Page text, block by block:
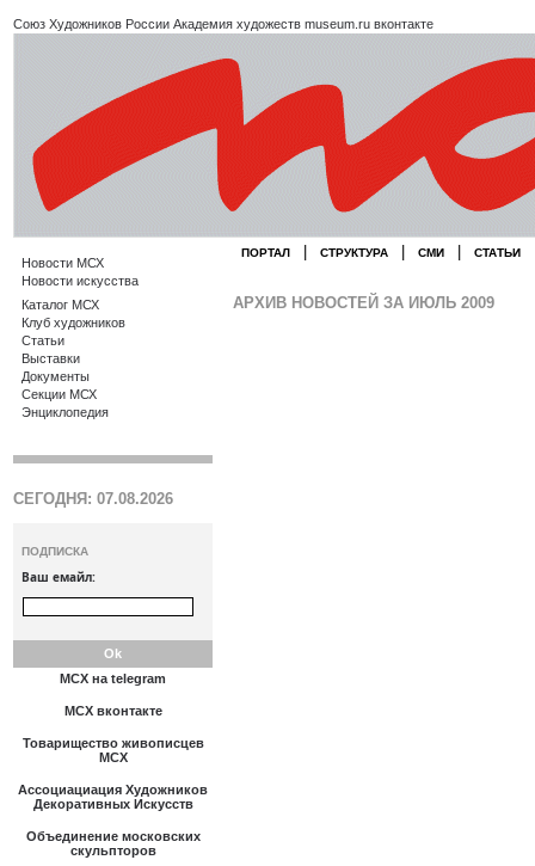
Союз Художников России Академия художеств museum.ru вконтакте
Новости МСХ
Новости искусства
Каталог МСХ
Клуб художников
Статьи
Выставки
Документы
Секции МСХ
Энциклопедия
СЕГОДНЯ: 07.08.2026
ПОДПИСКА
Ваш емайл:
МСХ на telegram
МСХ вконтакте
Товарищество живописцев
МСХ
Ассоциациация Художников
Декоративных Искусств
Объединение московских
скульпторов
ПОРТАЛ СТРУКТУРА СМИ СТАТЬИ
АРХИВ НОВОСТЕЙ ЗА ИЮЛЬ 2009